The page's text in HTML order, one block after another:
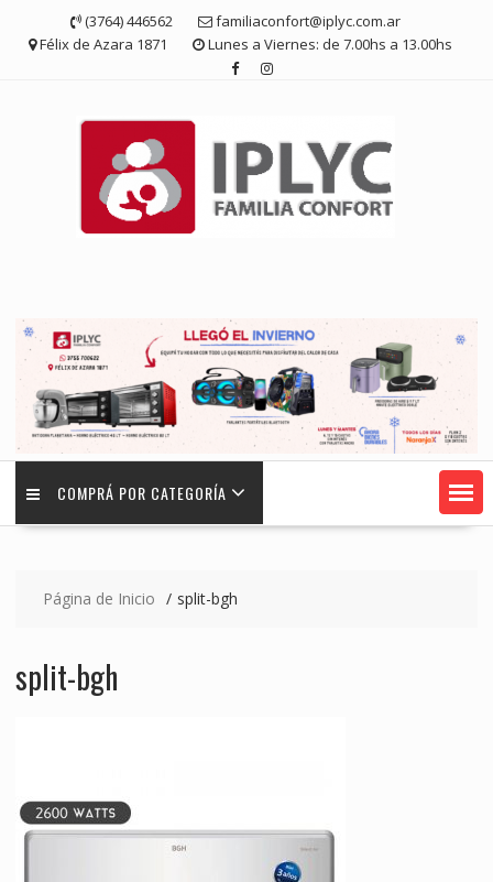
contenido
(3764) 446562
familiaconfort@iplyc.com.ar
Félix de Azara 1871
Lunes a Viernes: de 7.00hs a 13.00hs
COMPRÁ POR CATEGORÍA
Página de Inicio split-bgh
split-bgh